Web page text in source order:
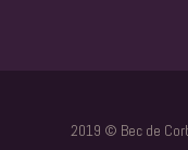
2019 © Bec de